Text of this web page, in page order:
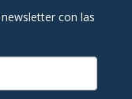
con las